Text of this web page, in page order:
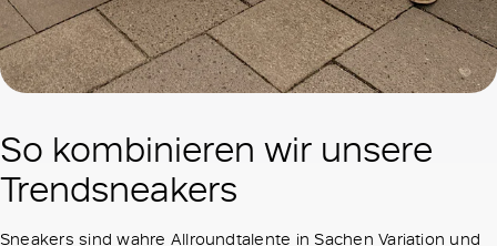
So kombinieren wir unsere
Trendsneakers
Sneakers sind wahre Allroundtalente in Sachen Variation und